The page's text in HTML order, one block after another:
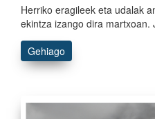
Herriko eragileek eta udalak
ekintza izango dira martxoan.
Gehiago